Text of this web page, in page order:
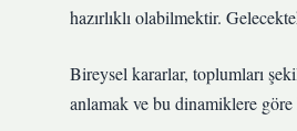
hazırlıklı olabilmektir.
Bireysel kararlar, toplumları
anlamak ve bu dinamiklere